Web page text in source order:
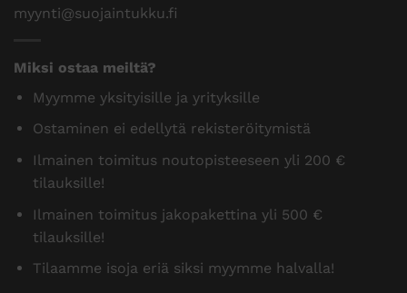
myynti@suojaintukku.fi
Miksi ostaa meiltä?
Myymme yksityisille ja yrityksille
Ostaminen ei edellytä rekisteröitymistä
Ilmainen toimitus noutopisteeseen yli 200 €
tilauksille!
Ilmainen toimitus jakopakettina yli 500 €
tilauksille!
Tilaamme isoja eriä siksi myymme halvalla!